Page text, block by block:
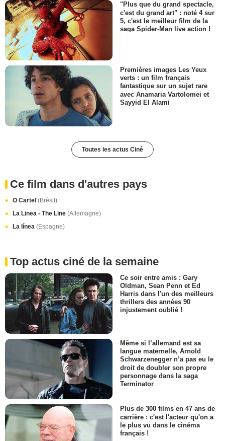
"Plus que du grand spectacle,
c'est du grand art" : noté 4 sur
5, c'est le meilleur film de la
saga Spider-Man live action !
Premières images Les Yeux
verts : un film français
fantastique sur un sujet rare
avec Anamaria Vartolomei et
Sayyid El Alami
Toutes les actus Ciné
Ce film dans d'autres pays
O Cartel (Brésil)
La Linea - The Line (Allemagne)
La línea (Espagne)
Top actus ciné de la semaine
Ce soir entre amis : Gary
Oldman, Sean Penn et Ed
Harris dans l'un des meilleurs
thrillers des années 90
injustement oublié !
Même si l’allemand est sa
langue maternelle, Arnold
Schwarzenegger n’a pas eu le
droit de doubler son propre
personnage dans la saga
Terminator
Plus de 300 films en 47 ans de
carrière : c'est l'acteur qu'on a
le plus vu dans le cinéma
français !